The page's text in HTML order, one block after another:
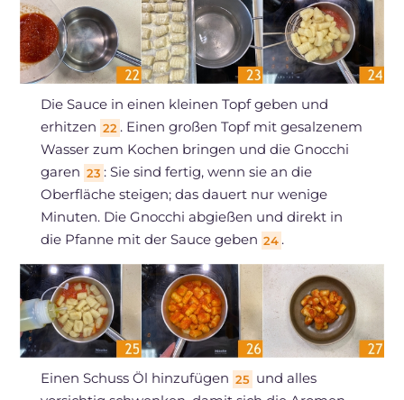
Die Sauce in einen kleinen Topf geben und
erhitzen 22 . Einen großen Topf mit gesalzenem
Wasser zum Kochen bringen und die Gnocchi
garen 23 : Sie sind fertig, wenn sie an die
Oberfläche steigen; das dauert nur wenige
Minuten. Die Gnocchi abgießen und direkt in
die Pfanne mit der Sauce geben 24 .
Einen Schuss Öl hinzufügen 25 und alles